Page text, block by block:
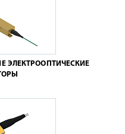
ЭЛЕКТРООПТИЧЕСКИЕ